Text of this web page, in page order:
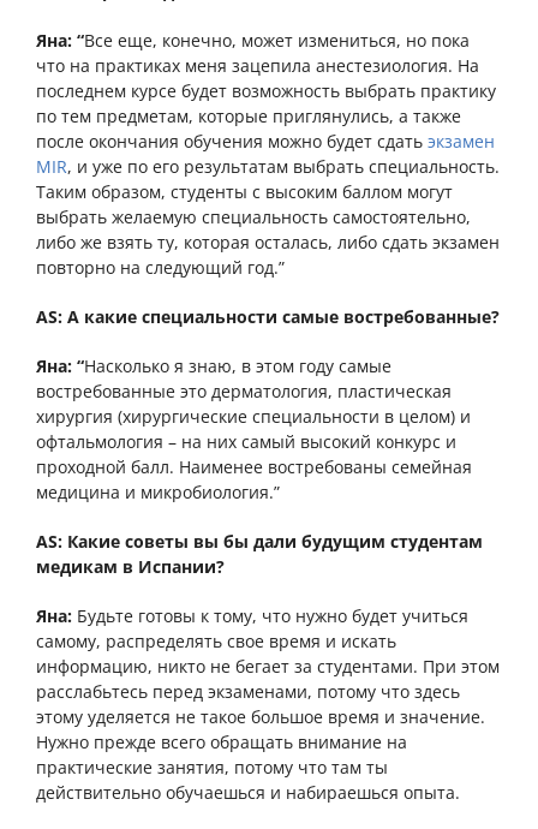
Яна: “Все еще, конечно, может измениться, но пока
что на практиках меня зацепила анестезиология. На
последнем курсе будет возможность выбрать практику
по тем предметам, которые приглянулись, а также
после окончания обучения можно будет сдать экзамен
MIR, и уже по его результатам выбрать специальность.
Таким образом, студенты с высоким баллом могут
выбрать желаемую специальность самостоятельно,
либо же взять ту, которая осталась, либо сдать экзамен
повторно на следующий год.”
AS: А какие специальности самые востребованные?
Яна: “Насколько я знаю, в этом году самые
востребованные это дерматология, пластическая
хирургия (хирургические специальности в целом) и
офтальмология – на них самый высокий конкурс и
проходной балл. Наименее востребованы семейная
медицина и микробиология.”
AS: Какие советы вы бы дали будущим студентам
медикам в Испании?
Яна: Будьте готовы к тому, что нужно будет учиться
самому, распределять свое время и искать
информацию, никто не бегает за студентами. При этом
расслабьтесь перед экзаменами, потому что здесь
этому уделяется не такое большое время и значение.
Нужно прежде всего обращать внимание на
практические занятия, потому что там ты
действительно обучаешься и набираешься опыта.